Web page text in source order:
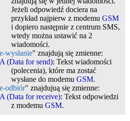
Jeżeli odpowiedź dociera na
przykład najpierw z modemu GSM
i dopiero następnie z centrum SMS,
wtedy można ustawić na 2
wiadomości.
wysłanie" znajdują się zmienne:
(Data for send): Tekst wiadomości
(polecenia), które ma zostać
wysłane do modemu GSM.
odbiór" znajdujuą się zmienne:
(Data for receive): Tekst odpowiedzi
z modemu GSM.